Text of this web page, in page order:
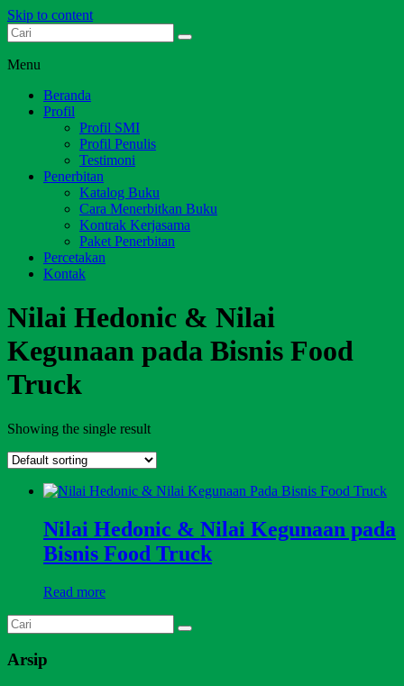
Skip to content
Dari Jambi untuk Indonesia
Menu
Beranda
Profil
Profil SMI
Profil Penulis
Testimoni
Penerbitan
Katalog Buku
Cara Menerbitkan Buku
Kontrak Kerjasama
Paket Penerbitan
Percetakan
Kontak
Nilai Hedonic & Nilai
Kegunaan pada Bisnis Food
Truck
Showing the single result
Nilai Hedonic & Nilai Kegunaan pada
Bisnis Food Truck
Read more
Arsip